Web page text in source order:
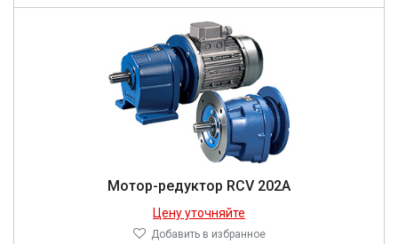
Мотор-редуктор RCV 202A
Цену уточняйте
Добавить в избранное